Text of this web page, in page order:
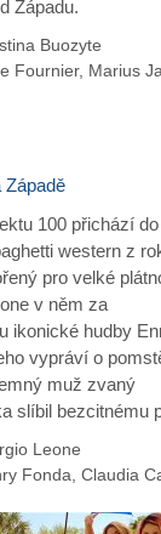
Západu.
Buozyte
Fournier, Marius
Západě
100 přichází
western z
pro velké
v něm za
ikonické hudby
vypráví o
muž zvaný
slíbil bezcitnému
Leone
Fonda, Claudia